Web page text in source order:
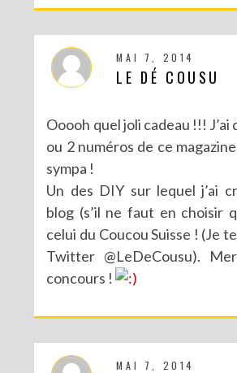
CONCOURS : UN KIT DIY LOVE BIRDS À GAGNER POUR
MAI 7, 2014
LE DÉ COUSU
Ooooh quel joli cadeau !!! J’ai
ou 2 numéros de ce
sympa !
Un des DIY sur lequel j’ai
blog (s’il ne faut en choisir
celui du Coucou Suisse ! (Je
Twitter @LeDeCousu).
concours !
MAI 7, 2014